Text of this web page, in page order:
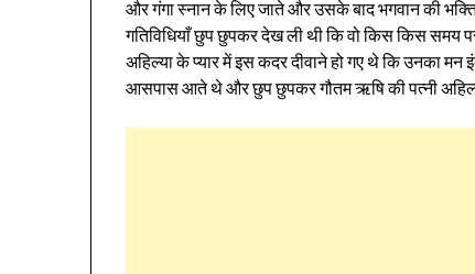
और गंगा स्नान के लिए जाते और उसके बाद भगवान की
गतिविधियाँ छुप छुपकर देख ली थी कि वो किस किस समय
अहिल्या के प्यार में इस कदर दीवाने हो गए थे कि उनका
आसपास आते थे और छुप छुपकर गौतम ऋषि की पत्नी